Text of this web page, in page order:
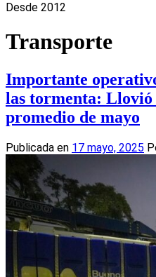
Desde 2012
Transporte
Importante
las tormenta: Llovió
promedio de mayo
Publicada en 17 mayo, 2025